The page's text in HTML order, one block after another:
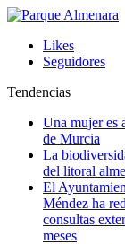
Likes
Seguidores
Tendencias
Una mujer es
de Murcia
La
del litoral
El
Méndez ha
consultas
meses